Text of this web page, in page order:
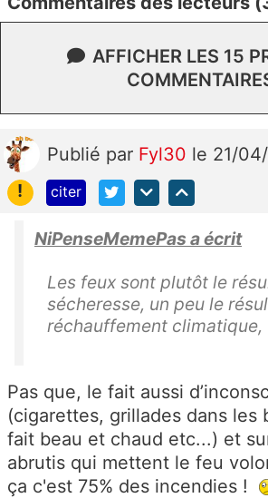
AFFICHER LES 15
Publié par Fyl30 le 21/
!
citer
NiPenseMemePas a écrit
Les feux sont plutôt le
sécheresse, un peu le
réchauffement
Pas que, le fait aussi
(cigarettes, grillades dans les
fait beau et chaud etc...) et
abrutis qui mettent le feu
ça c'est 75% des incendies !